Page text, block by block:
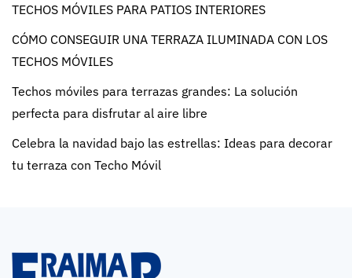
TECHOS MÓVILES PARA PATIOS INTERIORES
CÓMO CONSEGUIR UNA TERRAZA ILUMINADA CON LOS
TECHOS MÓVILES
Techos móviles para terrazas grandes: La solución
perfecta para disfrutar al aire libre
Celebra la navidad bajo las estrellas: Ideas para decorar
tu terraza con Techo Móvil